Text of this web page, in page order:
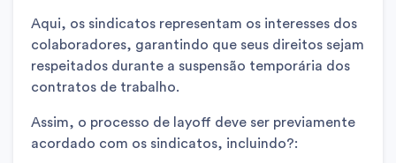
Aqui, os sindicatos representam os interesses dos
colaboradores, garantindo que seus direitos sejam
respeitados durante a suspensão temporária dos
contratos de trabalho.
Assim, o processo de layoff deve ser previamente
acordado com os sindicatos, incluindo?: